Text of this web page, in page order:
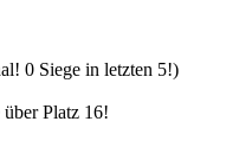
0 Siege in letzten 5!)
Platz 16!